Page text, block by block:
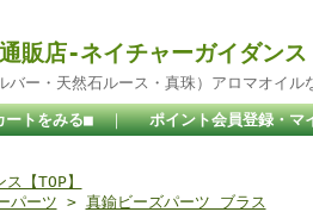
販店-ネイチャーガイダンス
ー・天然石ルース・真珠）アロマオイル
ートをみる■ ｜ ポイント会員登録・マ
【TOP】
パーツ > 真鍮ビーズパーツ ブラス